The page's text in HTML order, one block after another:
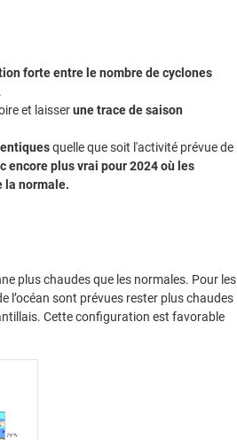
forte entre le nombre de cyclones
.
et laisserune trace de saison
quelle que soit l'activité prévue de
encore plus vrai pour 2024 où les
la normale.
plus chaudes que les normales. Pour les
l’océan sont prévues rester plus chaudes
Cette configuration est favorable